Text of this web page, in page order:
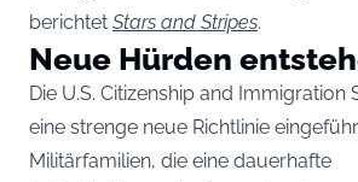
berichtet Stars and Stripes.
Neue Hürden
Die U.S. Citizenship and Immigration
eine strenge neue Richtlinie
Militärfamilien, die eine dauerhafte